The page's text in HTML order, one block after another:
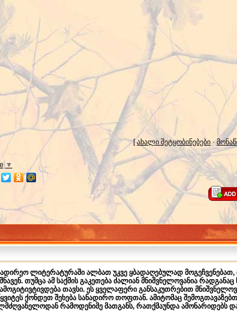
[ახალი შეტყობინებები ·
▼
ლიტერატურაში ალბათ უკვე ყბადაღებულად
თუმცა ამ საქმის გაკეთება ძალიან მნიშვნელოვანია
თავსი. ეს ყველაფერი განსაკუთრებით
ქონდეთ შეხება სანადირო თოფთან. ამიტომაც
რამოდენიმე მათგანს, რათქმაუნდა ამონარიდებს და